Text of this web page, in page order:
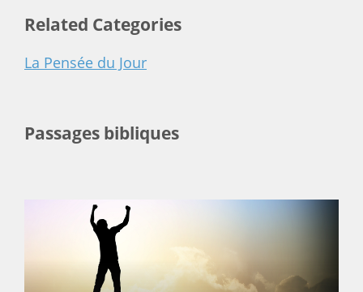
Related Categories
La Pensée du Jour
Passages bibliques